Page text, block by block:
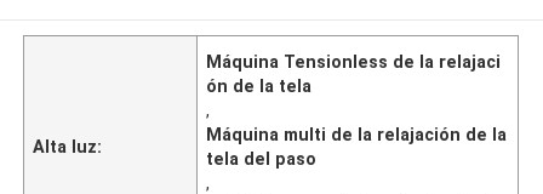
Alta luz:
Máquina Tensionless de la relajaci
ón de la tela
,
Máquina multi de la relajación de la
tela del paso
,